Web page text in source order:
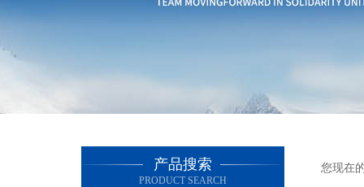
产品搜索
PRODUCT SEARCH
您现在